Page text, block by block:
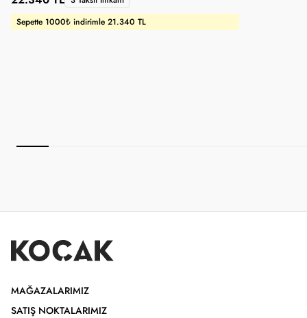
Sepette 1000₺ indirimle 21.340 TL
MAĞAZALARIMIZ
SATIŞ NOKTALARIMIZ